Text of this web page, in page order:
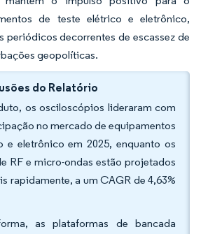
de teste elétrico e eletrônico,
periódicos decorrentes de escassez de
geopolíticas.
do Relatório
os osciloscópios lideraram com
no mercado de equipamentos
e eletrônico em 2025, enquanto os
RF e micro-ondas estão projetados
rapidamente, a um CAGR de 4,63%
as plataformas de bancada